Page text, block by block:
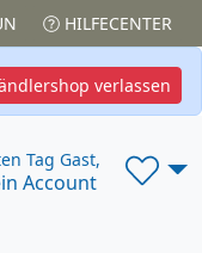
HILFECENTER
verlassen
Tag Gast,
Account